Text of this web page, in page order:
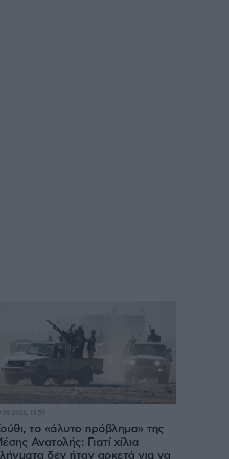
το «άλυτο πρόβλημα» της
Ανατολής: Γιατί χίλια
δεν ήταν αρκετά για να
13:59